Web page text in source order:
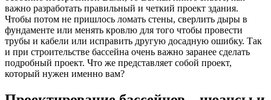
важно разработать правильный и четкий проект здания.
Чтобы потом не пришлось ломать стены, сверлить дыры в
фундаменте или менять кровлю для того чтобы провести
трубы и кабели или исправить другую досадную ошибку. Так
и при строительстве бассейна очень важно заранее сделать
подробный проект. Что же представляет собой проект,
который нужен именно вам?